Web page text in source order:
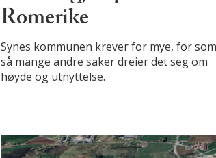
Romerike
Synes kommunen krever for mye, for
så mange andre saker dreier det seg om
høyde og utnyttelse.